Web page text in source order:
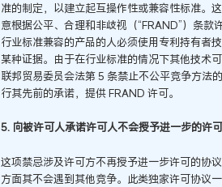
准的制定，以建立起互操作性或兼容性标准。
意根据公平、合理和非歧视（“FRAND”）条
行业标准兼容的产品的人必须使用专利持有者
某种证据。由于在行业标准的情况下其他技术
联邦贸易委员会法第 5 条禁止不公平竞争方法
行其先前的承诺，提供 FRAND 许可。
5. 向被许可人承诺许可人不会授予进一步的许可
这项禁忌涉及许可方不再授予进一步许可的协
方面其不会遇到其他竞争。此类独家许可协议